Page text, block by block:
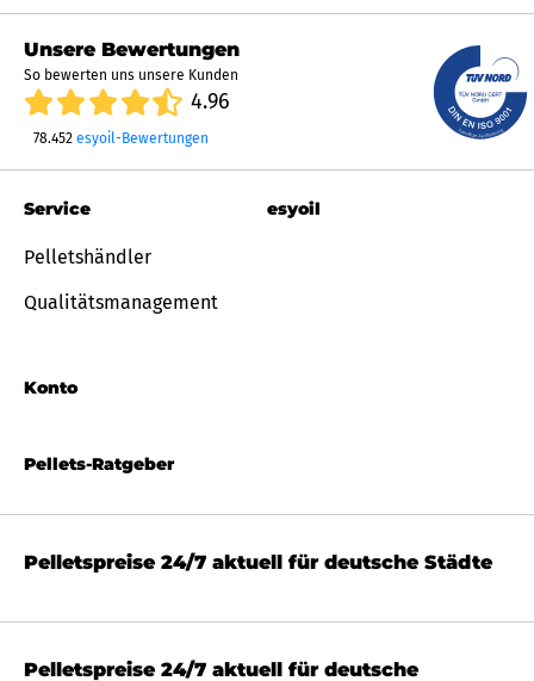
Unsere Bewertungen
So bewerten uns unsere Kunden
4.96
78.452 esyoil-Bewertungen
Pellets-Ratgeber
Service
Pelletshändler
Qualitätsmanagement
Konto
esyoil
Pelletspreise 24/7 aktuell für deutsche Städte
Pelletspreise 24/7 aktuell für deutsche